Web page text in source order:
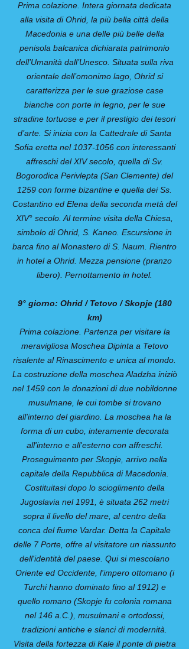
Prima colazione. Intera giornata dedicata
alla visita di Ohrid, la più bella città della
Macedonia e una delle più belle della
penisola balcanica dichiarata patrimonio
dell’Umanità dall’Unesco. Situata sulla riva
orientale dell’omonimo lago, Ohrid si
caratterizza per le sue graziose case
bianche con porte in legno, per le sue
stradine tortuose e per il prestigio dei tesori
d’arte. Si inizia con la Cattedrale di Santa
Sofia eretta nel 1037-1056 con interessanti
affreschi del XIV secolo, quella di Sv.
Bogorodica Perivlepta (San Clemente) del
1259 con forme bizantine e quella dei Ss.
Costantino ed Elena della seconda metà del
XIV° secolo. Al termine visita della Chiesa,
simbolo di Ohrid, S. Kaneo. Escursione in
barca fino al Monastero di S. Naum. Rientro
in hotel a Ohrid. Mezza pensione (pranzo
libero). Pernottamento in hotel.
9° giorno: Ohrid / Tetovo / Skopje (180
km)
Prima colazione. Partenza per visitare la
meravigliosa Moschea Dipinta a Tetovo
risalente al Rinascimento e unica al mondo.
La costruzione della moschea Aladzha iniziò
nel 1459 con le donazioni di due nobildonne
musulmane, le cui tombe si trovano
all'interno del giardino. La moschea ha la
forma di un cubo, interamente decorata
all'interno e all'esterno con affreschi.
Proseguimento per Skopje, arrivo nella
capitale della Repubblica di Macedonia.
Costituitasi dopo lo scioglimento della
Jugoslavia nel 1991, è situata 262 metri
sopra il livello del mare, al centro della
conca del fiume Vardar. Detta la Capitale
delle 7 Porte, offre al visitatore un riassunto
dell'identità del paese. Qui si mescolano
Oriente ed Occidente, l'impero ottomano (i
Turchi hanno dominato fino al 1912) e
quello romano (Skopje fu colonia romana
nel 146 a.C.), musulmani e ortodossi,
tradizioni antiche e slanci di modernità.
Visita della fortezza di Kale il ponte di pietra